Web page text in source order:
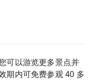
可以游览更多景点并
期内可免费参观 40 多